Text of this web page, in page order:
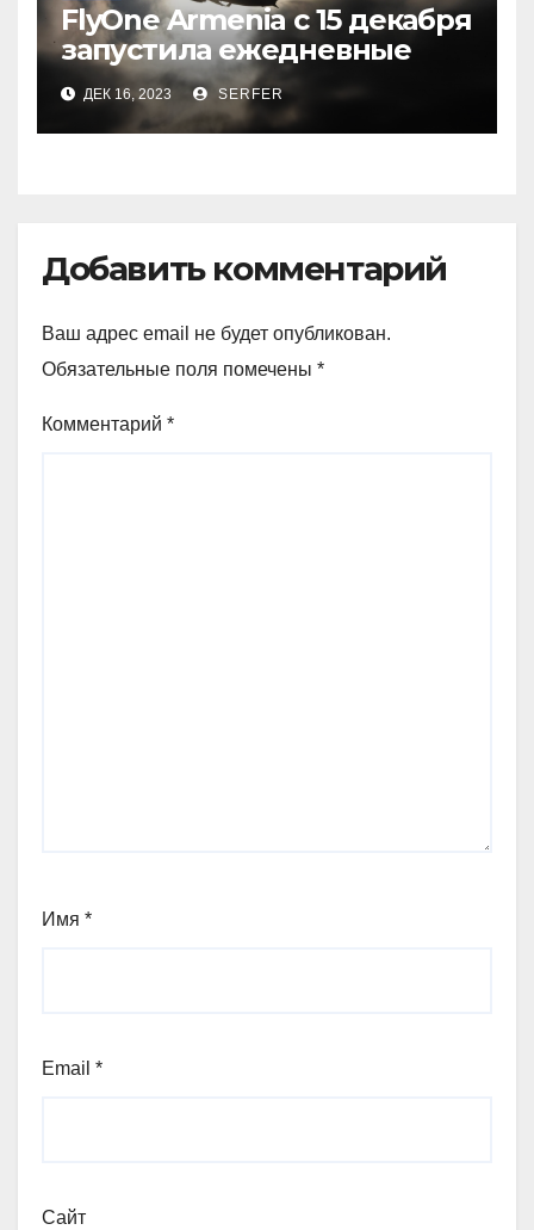
FlyOne Armenia с 15 декабря
запустила ежедневные
рейсы в Шереметьево
ДЕК 16, 2023 SERFER
Добавить комментарий
Ваш адрес email не будет опубликован.
Обязательные поля помечены *
Комментарий *
Имя *
Email *
Сайт